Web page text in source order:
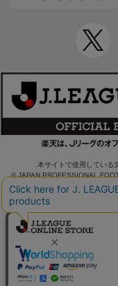
本サイトで使用している
© JAPAN PROFESSIONAL